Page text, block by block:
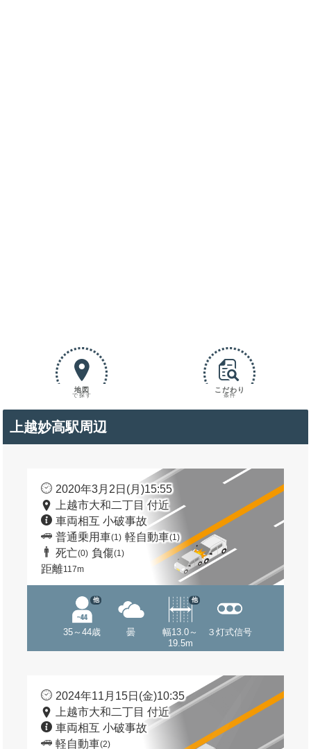
地図
で探す
こだわり
条件
上越妙高駅周辺
2020年3月2日(月)15:55
上越市大和二丁目 付近
車両相互 小破事故
普通乗用車(1) 軽自動車(1)
死亡(0) 負傷(1)
距離117m
35～44歳
他
曇
幅13.0～
19.5m
他
３灯式信号
2024年11月15日(金)10:35
上越市大和二丁目 付近
車両相互 小破事故
軽自動車(2)